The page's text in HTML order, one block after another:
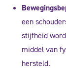
een
stijfheid
middel van
hersteld.